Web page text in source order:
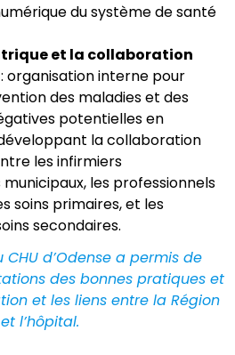
du système de santé
et la collaboration
: organisation interne pour
des maladies et des
potentielles en
la collaboration
les infirmiers
les professionnels
soins primaires, et les
secondaires.
d’Odense a permis de
des bonnes pratiques et
et les liens entre la Région
l’hôpital.